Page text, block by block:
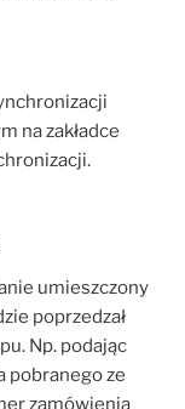
na zakładce
umieszczony
poprzedzał
Np. podając
pobranego ze
zamówienia